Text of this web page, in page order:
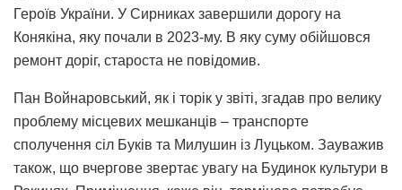
Героїв України. У Сирниках завершили дорогу на
Конякіна, яку почали в 2023-му. В яку суму обійшовся
ремонт доріг, староста не повідомив.
Пан Войнаровський, як і торік у звіті, згадав про велику
проблему місцевих мешканців – транспорте
сполучення сіл Буків та Милушин із Луцьком. Зауважив
також, що вчергове звертає увагу на Будинок культури в